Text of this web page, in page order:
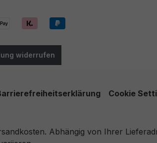
widerrufen
Cookie
Abhängig von Ihrer